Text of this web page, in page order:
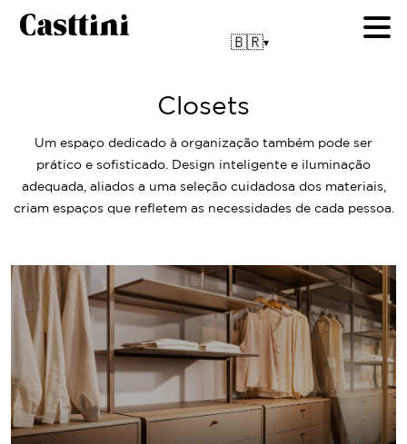
🇧🇷▾
Closets
Um espaço dedicado à organização também pode ser
prático e sofisticado. Design inteligente e iluminação
adequada, aliados a uma seleção cuidadosa dos materiais,
criam espaços que refletem as necessidades de cada pessoa.